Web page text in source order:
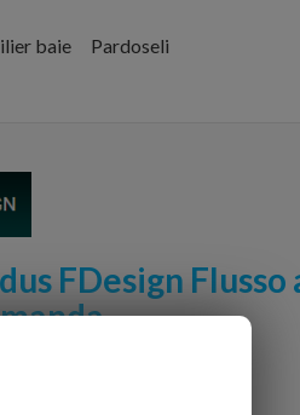
baie Pardoseli
FDesign